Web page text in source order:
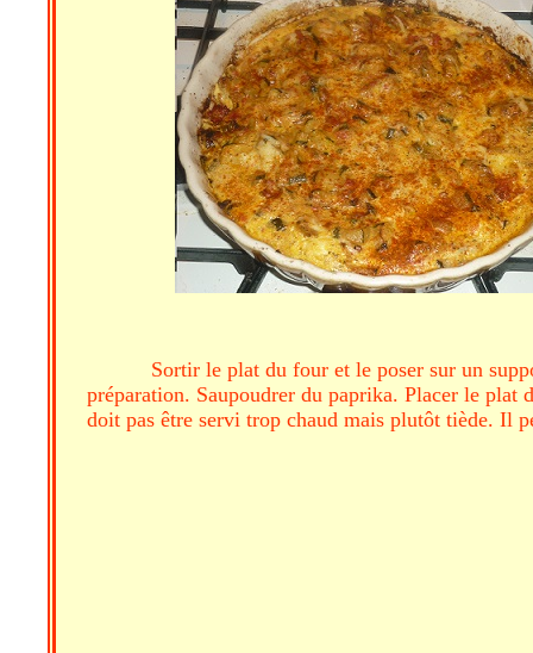
Sortir le plat du four et le poser sur un
préparation. Saupoudrer du paprika. Placer le plat
doit pas être servi trop chaud mais plutôt tiède. Il